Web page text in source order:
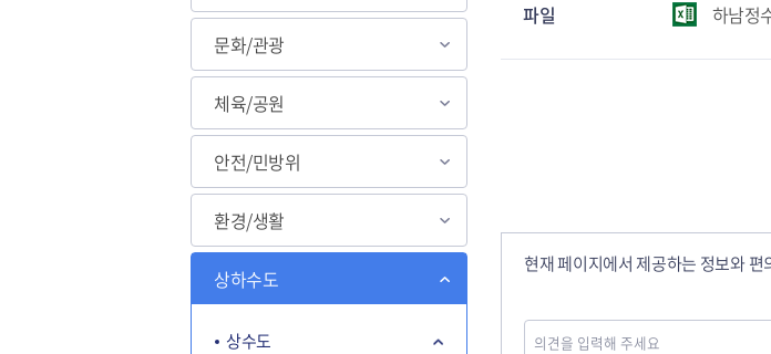
문화/관광
체육/공원
안전/민방위
환경/생활
상하수도
상수도
파일 하남정
현재 페이지에서 제공하는 정보와